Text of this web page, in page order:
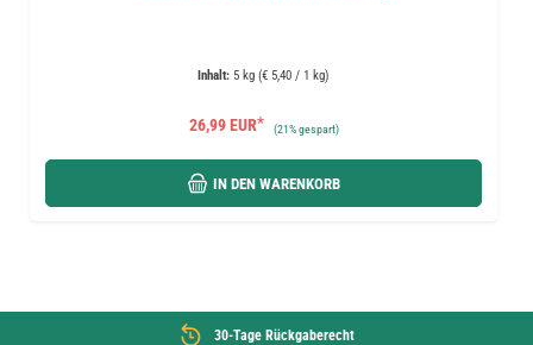
Inhalt: 5 kg (€ 5,40 / 1 kg)
26,99 EUR* (21%gespart)
IN DEN WARENKORB
30-Tage Rückgaberecht